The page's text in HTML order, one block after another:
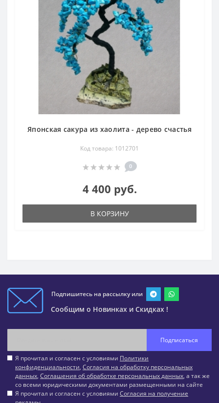
Японская сакура из хаолита - дерево счастья
Код товара: 1012701
0
4 400 руб.
В КОРЗИНУ
Подпишитесь на рассылку или
Сообщим о Новинках и Скидках !
Подписаться
Я прочитал и согласен с условиями Политики
конфиденциальности, Согласия на обработку персональных
данных, Соглашения об обработке персональных данных, а так же
со всеми юридическими документами размещенными на сайте
Я прочитал и согласен с условиями Согласия на получение